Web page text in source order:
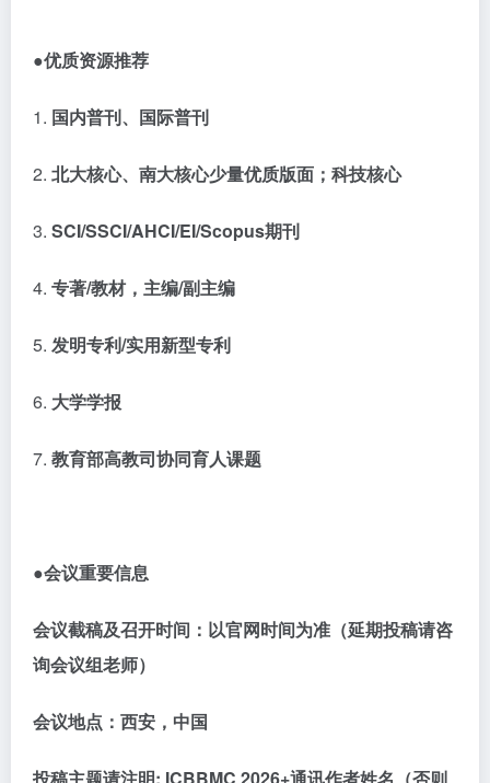
●优质资源推荐
1. 国内普刊、国际普刊
2. 北大核心、南大核心少量优质版面；科技核心
3. SCI/SSCI/AHCI/EI/Scopus期刊
4. 专著/教材，主编/副主编
5. 发明专利/实用新型专利
6. 大学学报
7. 教育部高教司协同育人课题
●会议重要信息
会议截稿及召开时间：以官网时间为准（延期投稿请咨
询会议组老师）
会议地点：西安，中国